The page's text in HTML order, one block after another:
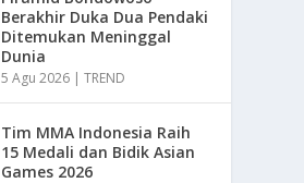
Berakhir Duka Dua Pendaki
Ditemukan Meninggal
Dunia
5 Agu 2026 |TREND
Tim MMA Indonesia Raih
15 Medali dan Bidik Asian
Games 2026